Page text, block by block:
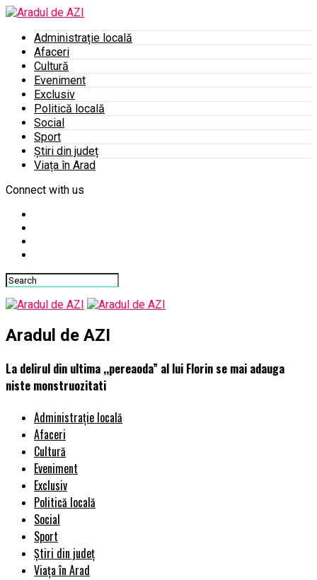
Administrație locală
Afaceri
Cultură
Eveniment
Exclusiv
Politică locală
Social
Sport
Știri din județ
Viața în Arad
Connect with us
Aradul de AZI
La delirul din ultima ,,pereaoda” al lui Florin se mai adauga
niste monstruozitati
Administrație locală
Afaceri
Cultură
Eveniment
Exclusiv
Politică locală
Social
Sport
Știri din județ
Viața în Arad